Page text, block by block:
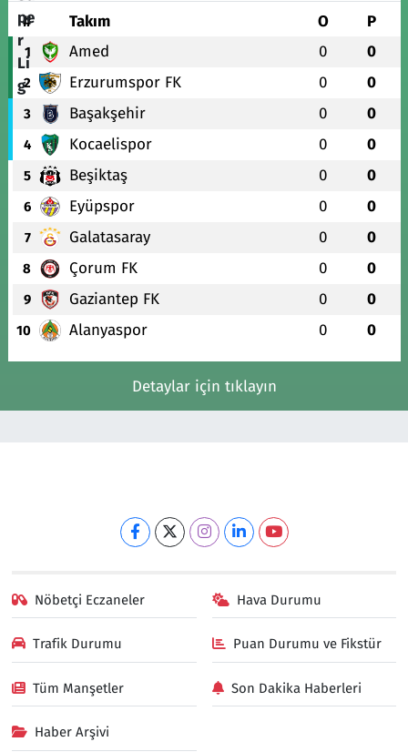
# Takım O P
1 Amed 0 0
2 Erzurumspor FK 0 0
3 Başakşehir 0 0
4 Kocaelispor 0 0
5 Beşiktaş 0 0
6 Eyüpspor 0 0
7 Galatasaray 0 0
8 Çorum FK 0 0
9 Gaziantep FK 0 0
10 Alanyaspor 0 0
Detaylar için tıklayın
Nöbetçi Eczaneler Hava Durumu
Trafik Durumu Puan Durumu ve Fikstür
Tüm Manşetler Son Dakika Haberleri
Haber Arşivi